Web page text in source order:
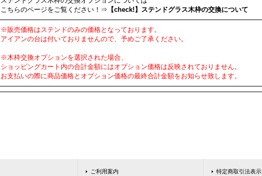
こちらのページをご覧ください！⇒ 【check!】ステンドグラス木枠の交換について
※販売価格はステンドのみの価格となっております。
アイアンの台は付いておりませんので、予めご了承ください。
※木枠交換オプションを選択された場合、
ショッピングカート内の合計金額にはオプション価格は反映されておりません。
お支払いの際に商品価格とオプション価格の最終合計金額をお知らせ致します。
ご利用案内 特定商取引法表示